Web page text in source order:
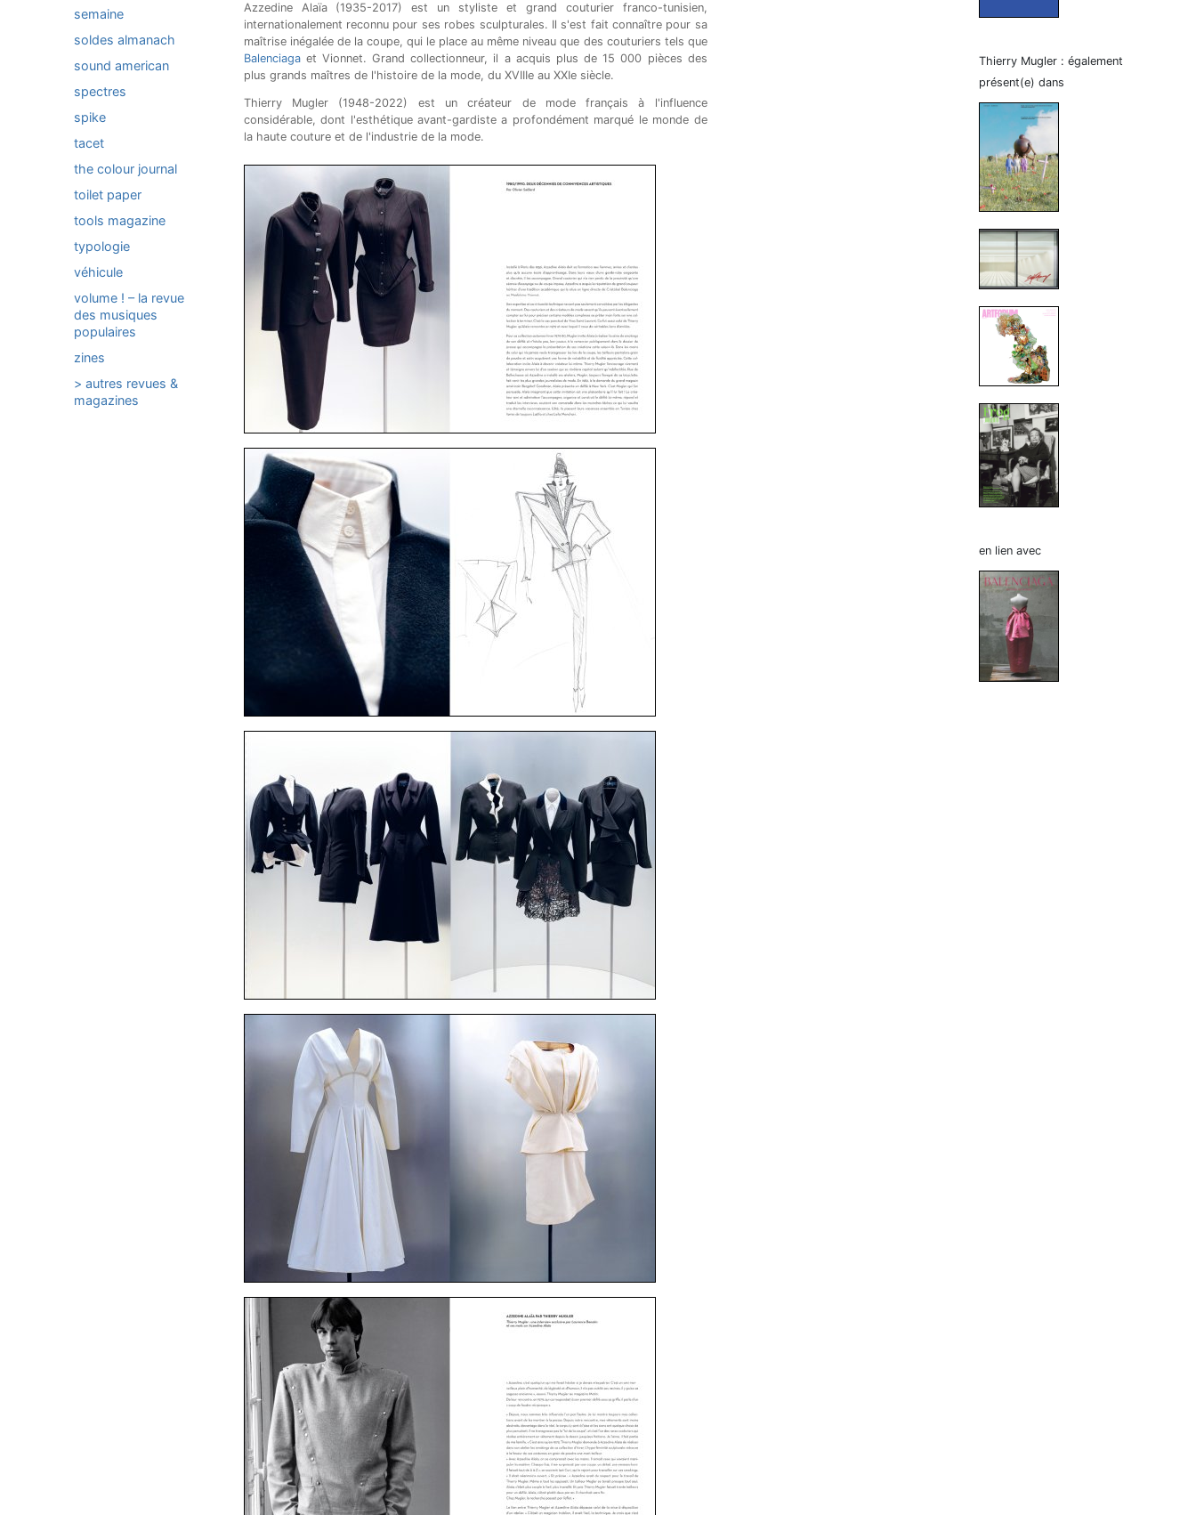
semaine
soldes almanach
sound american
spectres
spike
tacet
the colour journal
toilet paper
tools magazine
typologie
véhicule
volume ! – la revue
des musiques
populaires
zines
> autres revues &
magazines
Azzedine Alaïa (1935-2017) est un styliste et grand couturier franco-tunisien,
internationalement reconnu pour ses robes sculpturales. Il s'est fait connaître pour sa
maîtrise inégalée de la coupe, qui le place au même niveau que des couturiers tels que
Balenciagaet Vionnet. Grand collectionneur, il a acquis plus de 15 000 pièces des
plus grands maîtres de l'histoire de la mode, du XVIIIe au XXIe siècle.
Thierry Mugler (1948-2022) est un créateur de mode français à l'influence
considérable, dont l'esthétique avant-gardiste a profondément marqué le monde de
la haute couture et de l'industrie de la mode.
Thierry Mugler : également
présent(e) dans
en lien avec